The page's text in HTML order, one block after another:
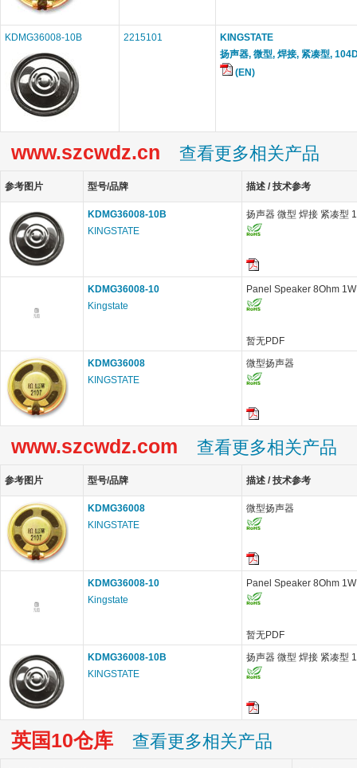
KDMG36008-10B 2215101
KINGSTATE
扬声器, 微型, 焊接, 紧凑型,
(EN)
www.szcwdz.cn 查看更多相关产品
参考图片 型号/品牌 描述 / 技术参考
KDMG36008-10B
KINGSTATE
扬声器 微型 焊接 紧凑型
KDMG36008-10
Kingstate
Panel Speaker 8Ohm
暂无PDF
KDMG36008
KINGSTATE
微型扬声器
www.szcwdz.com 查看更多相关产品
参考图片 型号/品牌 描述 / 技术参考
KDMG36008
KINGSTATE
微型扬声器
KDMG36008-10
Kingstate
Panel Speaker 8Ohm
暂无PDF
KDMG36008-10B
KINGSTATE
扬声器 微型 焊接 紧凑型
英国10仓库 查看更多相关产品